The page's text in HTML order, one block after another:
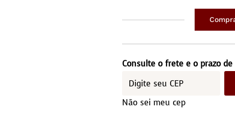
inteiro
Comp/2,50M
quantidade
Consulte o frete e o prazo
Não sei meu cep